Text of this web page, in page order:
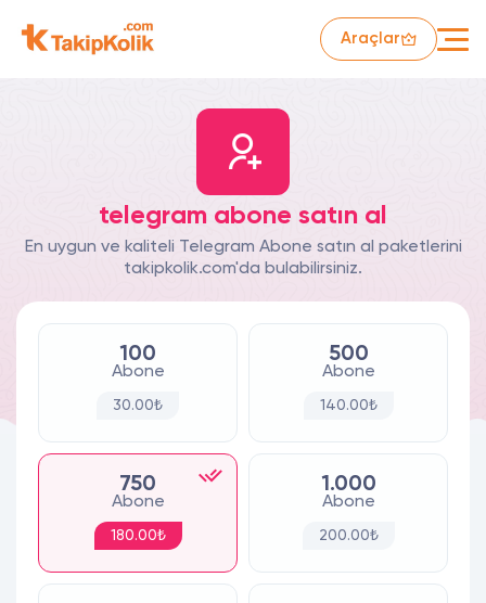
Araçlar
telegram abone satın al
En uygun ve kaliteli Telegram Abone satın al paketlerini
takipkolik.com'da bulabilirsiniz.
100
Abone
30.00₺
500
Abone
140.00₺
750
Abone
180.00₺
1.000
Abone
200.00₺